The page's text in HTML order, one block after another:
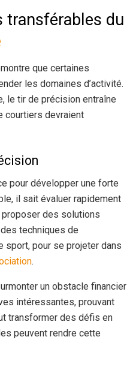
transférables du
que certaines
les domaines d’activité.
le tir de précision entraîne
courtiers devraient
pour développer une forte
il sait évaluer rapidement
des solutions
techniques de
sport, pour se projeter dans
.
un obstacle financier
intéressantes, prouvant
transformer des défis en
peuvent rendre cette